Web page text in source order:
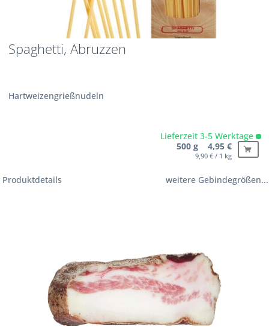
Spaghetti, Abruzzen
Hartweizengrießnudeln
Lieferzeit 3-5 Werktage
500 g 4,95 €
9,90 € / 1 kg
Produktdetails weitere Gebindegrößen...